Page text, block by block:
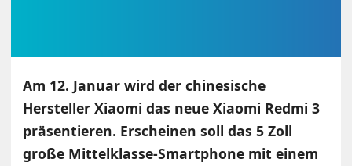
Am 12. Januar wird der chinesische
Hersteller Xiaomi das neue Xiaomi Redmi 3
präsentieren. Erscheinen soll das 5 Zoll
große Mittelklasse-Smartphone mit einem